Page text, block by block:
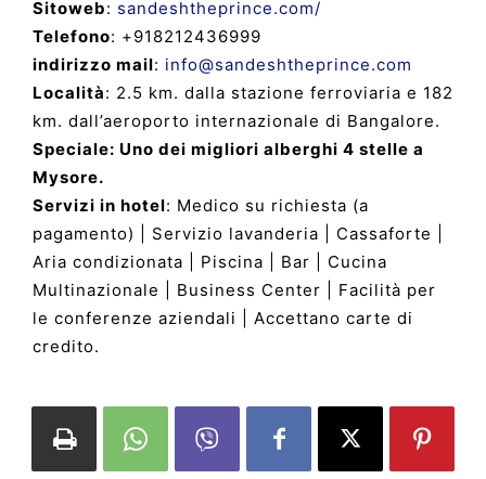
Sitoweb: sandeshtheprince.com/
Telefono: +918212436999
indirizzo mail: info@sandeshtheprince.com
Località: 2.5 km. dalla stazione ferroviaria e 182
km. dall’aeroporto internazionale di Bangalore.
Speciale: Uno dei migliori alberghi 4 stelle a
Mysore.
Servizi in hotel: Medico su richiesta (a
pagamento) | Servizio lavanderia | Cassaforte |
Aria condizionata | Piscina | Bar | Cucina
Multinazionale | Business Center | Facilità per
le conferenze aziendali | Accettano carte di
credito.